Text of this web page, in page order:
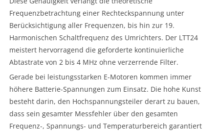
Frequenzbetrachtung einer Rechteckspannung unter
Berücksichtigung aller Frequenzen, bis hin zur 19.
Harmonischen Schaltfrequenz des Umrichters. Der LTT24
meistert hervorragend die geforderte kontinuierliche
Abtastrate von 2 bis 4 MHz ohne verzerrende Filter.
Gerade bei leistungsstarken E-Motoren kommen immer
höhere Batterie-Spannungen zum Einsatz. Die hohe Kunst
besteht darin, den Hochspannungsteiler derart zu bauen,
dass sein gesamter Messfehler über den gesamten
Frequenz-, Spannungs- und Temperaturbereich garantiert